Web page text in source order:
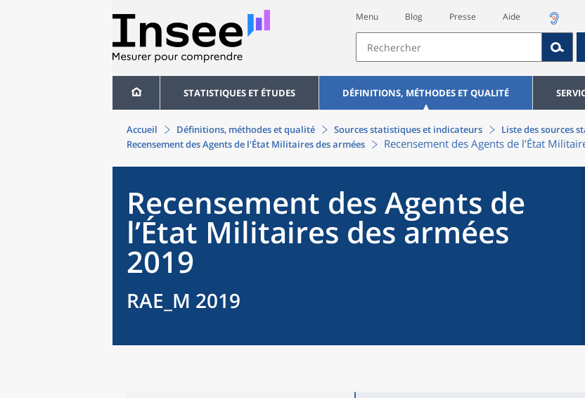
Menu Blog Presse Aide
STATISTIQUES ET ÉTUDES DÉFINITIONS, MÉTHODES ET QUALITÉ
Accueil Définitions, méthodes et qualité Sources statistiques et indicateurs
Liste des sources
Recensement des Agents de l'État Militaires des armées
Recensement des Agents de l’État
Recensement des Agents de
l’État Militaires des armées
2019
RAE_M 2019